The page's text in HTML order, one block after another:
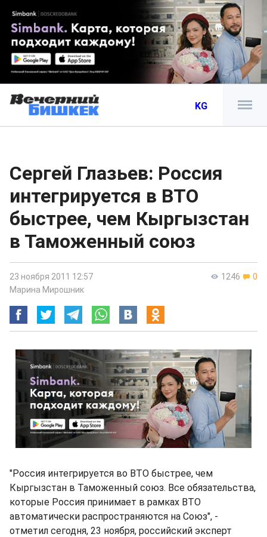
KG
Сергей Глазьев: Россия
интегрируется в ВТО
быстрее, чем Кыргызстан
в Таможенный союз
1246 0
23 ноября 2011 12:57
Марина Мирошник
"Россия интегрируется во ВТО быстрее, чем
Кыргызстан в Таможенный союз. Все обязательства,
которые Россия принимает в рамках ВТО
автоматически распространяются на Союз", -
отметил сегодня, 23 ноября, российский эксперт